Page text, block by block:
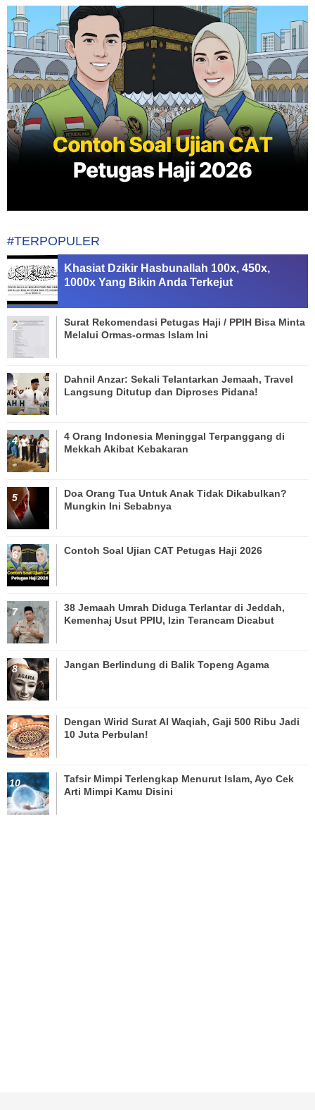
#TERPOPULER
Khasiat Dzikir Hasbunallah 100x, 450x,
1000x Yang Bikin Anda Terkejut
Surat Rekomendasi Petugas Haji / PPIH Bisa Minta
Melalui Ormas-ormas Islam Ini
Dahnil Anzar: Sekali Telantarkan Jemaah, Travel
Langsung Ditutup dan Diproses Pidana!
4 Orang Indonesia Meninggal Terpanggang di
Mekkah Akibat Kebakaran
Doa Orang Tua Untuk Anak Tidak Dikabulkan?
Mungkin Ini Sebabnya
Contoh Soal Ujian CAT Petugas Haji 2026
38 Jemaah Umrah Diduga Terlantar di Jeddah,
Kemenhaj Usut PPIU, Izin Terancam Dicabut
Jangan Berlindung di Balik Topeng Agama
Dengan Wirid Surat Al Waqiah, Gaji 500 Ribu Jadi
10 Juta Perbulan!
Tafsir Mimpi Terlengkap Menurut Islam, Ayo Cek
Arti Mimpi Kamu Disini